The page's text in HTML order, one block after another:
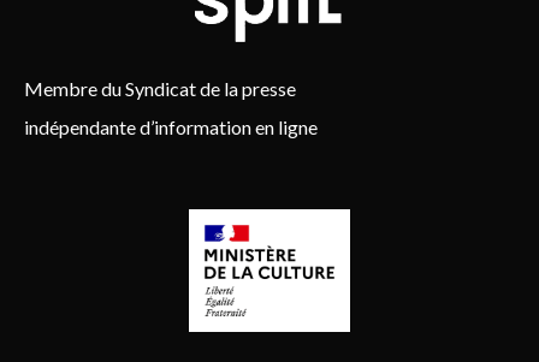
Membre du Syndicat de la presse
indépendante d’information en ligne